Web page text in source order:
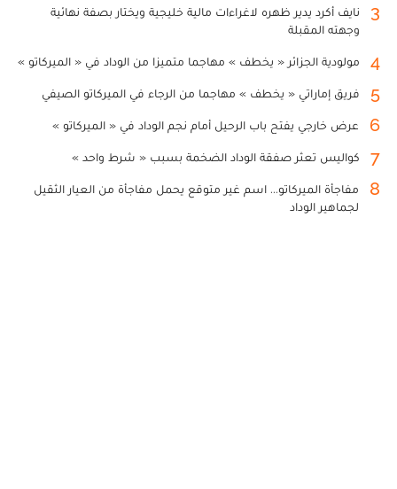
3
نايف أكرد يدير ظهره لاغراءات مالية خليجية ويختار بصفة نهائية
وجهته المقبلة
4 مولودية الجزائر « يخطف » مهاجما متميزا من الوداد في « الميركاتو »
5 فريق إماراتي « يخطف » مهاجما من الرجاء في الميركاتو الصيفي
6 عرض خارجي يفتح باب الرحيل أمام نجم الوداد في « الميركاتو »
7 كواليس تعثر صفقة الوداد الضخمة بسبب « شرط واحد »
8
مفاجأة الميركاتو... اسم غير متوقع يحمل مفاجأة من العيار الثقيل
لجماهير الوداد